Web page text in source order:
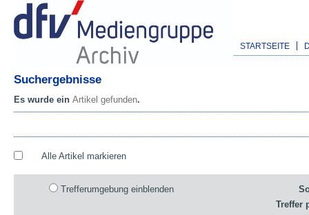
STARTSEITE
Suchergebnisse
Es wurde ein Artikel gefunden.
Alle Artikel markieren
Trefferumgebung einblenden
Treffer